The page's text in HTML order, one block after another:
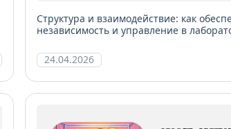
Структура и взаимодействие: как
независимость и управление в
24.04.2026